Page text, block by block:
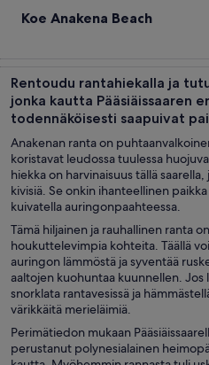
Koe Anakena Beach
Rentoudu rantahiekalla ja
jonka kautta Pääsiäissaaren
todennäköisesti saapuivat
Anakenan ranta on
koristavat leudossa tuulessa
hiekka on harvinaisuus tällä
kivisiä. Se onkin ihanteellinen
kuivatella auringonpaahteessa.
Tämä hiljainen ja rauhallinen ranta
houkuttelevimpia kohteita. Täällä
auringon lämmöstä ja syventää
aaltojen kuohuntaa kuunnellen. Jos
snorklata rantavesissä ja
värikkäitä merieläimiä.
Perimätiedon mukaan
perustanut polynesialainen